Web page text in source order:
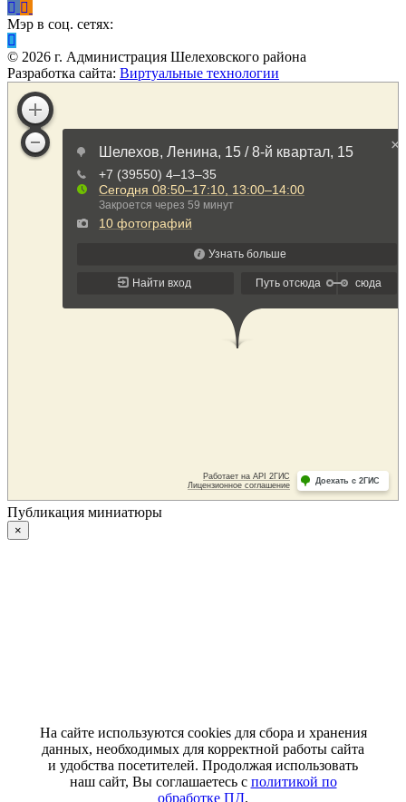
Мэр в соц. сетях:
© 2026 г. Администрация Шелеховского района
Разработка сайта: Виртуальные технологии
Публикация миниатюры
×
На сайте используются cookies для сбора и хранения
данных, необходимых для корректной работы сайта
и удобства посетителей. Продолжая использовать
наш сайт, Вы соглашаетесь с политикой по
обработке ПД.